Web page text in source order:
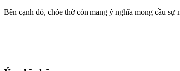
Bên cạnh đó, chóe thờ còn mang ý nghĩa mong cầu sự